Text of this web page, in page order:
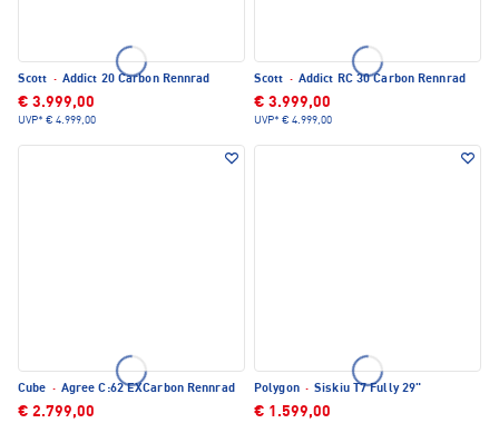
Scott · Addict 20 Carbon Rennrad
€ 3.999,00
UVP* € 4.999,00
Scott · Addict RC 30 Carbon Rennrad
€ 3.999,00
UVP* € 4.999,00
Cube · Agree C:62 EXCarbon Rennrad
€ 2.799,00
Polygon · Siskiu T7 Fully 29"
€ 1.599,00